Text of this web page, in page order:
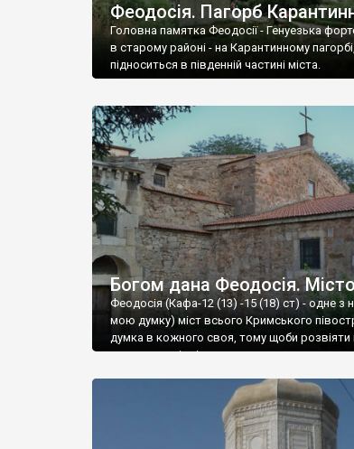
Феодосія. Пагорб
Головна памятка Феодосії - Генуезька
в старому районі - на Карантинному
підноситься в південній частині міста.
Богом дана Феодосія.
Феодосія (Кафа-12 (13) -15 (18) ст) - одне з
мою думку) міст всього Кримського
думка в кожного своя, тому щоби розвіяти
запрошую відвідати це